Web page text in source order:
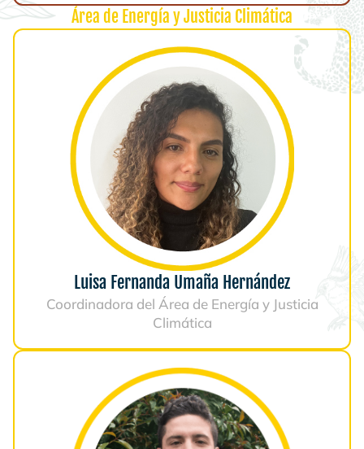
Área de Energía y Justicia Climática
Luisa Fernanda Umaña Hernández
Coordinadora del Área de Energía y Justicia
Climática